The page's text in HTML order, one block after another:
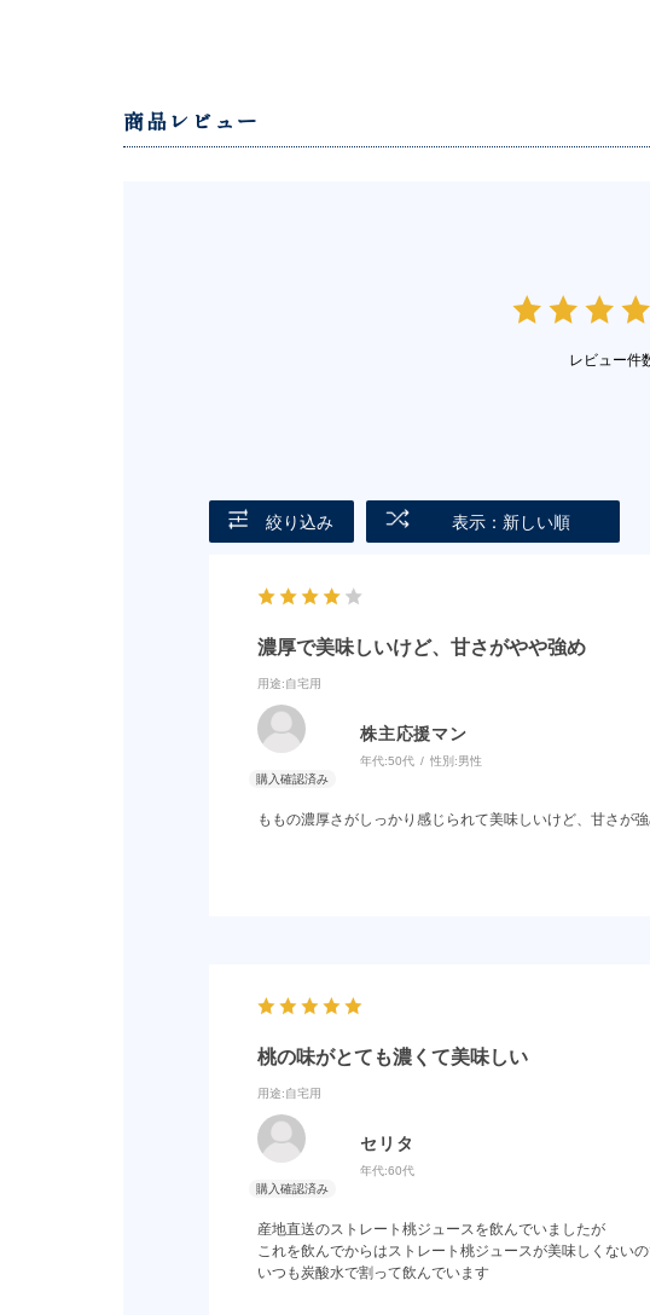
商品レビュー
レビュー件
絞り込み 表示：新しい順
濃厚で美味しいけど、甘さがやや強め
用途:自宅用
株主応援マン
年代:50代 性別:男性
ももの濃厚さがしっかり感じられて美味しいけど、甘さが
桃の味がとても濃くて美味しい
用途:自宅用
セリタ
年代:60代
産地直送のストレート桃ジュースを飲んでいましたが
これを飲んでからはストレート桃ジュースが美味しくない
いつも炭酸水で割って飲んでいます